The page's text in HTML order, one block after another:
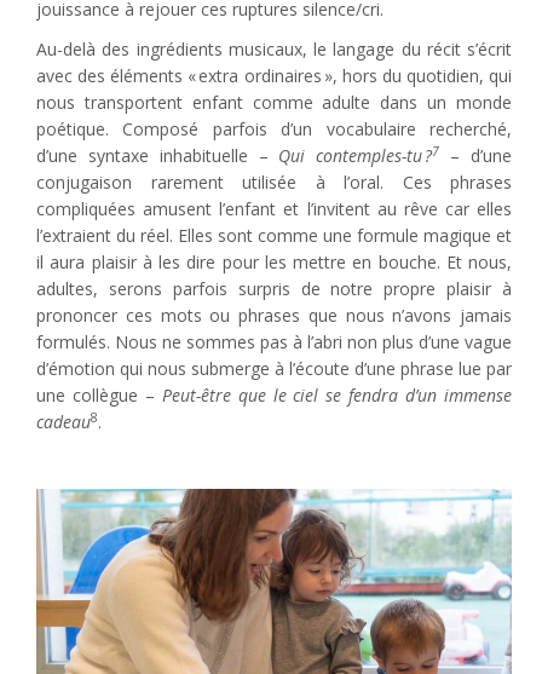
jouissance à rejouer ces ruptures silence/cri.
Au-delà des ingrédients musicaux, le langage du récit s’écrit
avec des éléments « extra ordinaires », hors du quotidien, qui
nous transportent enfant comme adulte dans un monde
poétique. Composé parfois d’un vocabulaire recherché,
d’une syntaxe inhabituelle – Qui contemples-tu ?7 – d’une
conjugaison rarement utilisée à l’oral. Ces phrases
compliquées amusent l’enfant et l’invitent au rêve car elles
l’extraient du réel. Elles sont comme une formule magique et
il aura plaisir à les dire pour les mettre en bouche. Et nous,
adultes, serons parfois surpris de notre propre plaisir à
prononcer ces mots ou phrases que nous n’avons jamais
formulés. Nous ne sommes pas à l’abri non plus d’une vague
d’émotion qui nous submerge à l’écoute d’une phrase lue par
une collègue – Peut-être que le ciel se fendra d’un immense
cadeau8.